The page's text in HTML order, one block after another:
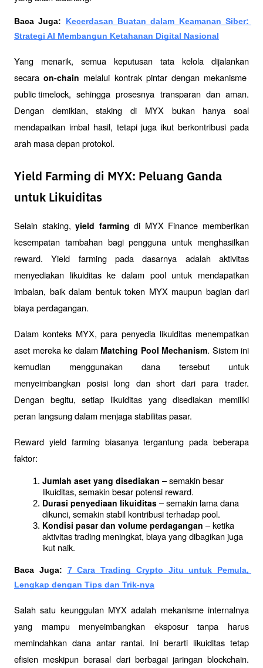
Baca Juga: Kecerdasan Buatan dalam Keamanan Siber:
Strategi AI Membangun Ketahanan Digital Nasional
Yang menarik, semua keputusan tata kelola dijalankan
secara on-chain melalui kontrak pintar dengan mekanisme
public timelock, sehingga prosesnya transparan dan aman.
Dengan demikian, staking di MYX bukan hanya soal
mendapatkan imbal hasil, tetapi juga ikut berkontribusi pada
arah masa depan protokol.
Yield Farming di MYX: Peluang Ganda
untuk Likuiditas
Selain staking, yield farming di MYX Finance memberikan
kesempatan tambahan bagi pengguna untuk menghasilkan
reward. Yield farming pada dasarnya adalah aktivitas
menyediakan likuiditas ke dalam pool untuk mendapatkan
imbalan, baik dalam bentuk token MYX maupun bagian dari
biaya perdagangan.
Dalam konteks MYX, para penyedia likuiditas menempatkan
aset mereka ke dalam Matching Pool Mechanism. Sistem ini
kemudian menggunakan dana tersebut untuk
menyeimbangkan posisi long dan short dari para trader.
Dengan begitu, setiap likuiditas yang disediakan memiliki
peran langsung dalam menjaga stabilitas pasar.
Reward yield farming biasanya tergantung pada beberapa
faktor:
Jumlah aset yang disediakan – semakin besar
likuiditas, semakin besar potensi reward.
Durasi penyediaan likuiditas – semakin lama dana
dikunci, semakin stabil kontribusi terhadap pool.
Kondisi pasar dan volume perdagangan – ketika
aktivitas trading meningkat, biaya yang dibagikan juga
ikut naik.
Baca Juga: 7 Cara Trading Crypto Jitu untuk Pemula,
Lengkap dengan Tips dan Trik-nya
Salah satu keunggulan MYX adalah mekanisme internalnya
yang mampu menyeimbangkan eksposur tanpa harus
memindahkan dana antar rantai. Ini berarti likuiditas tetap
efisien meskipun berasal dari berbagai jaringan blockchain.